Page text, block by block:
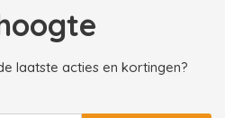
laatste acties en kortingen?